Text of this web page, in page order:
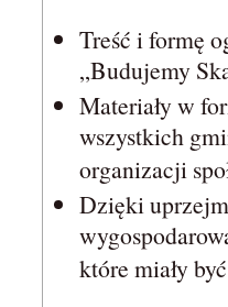
Treść i formę
„Budujemy
Materiały w
wszystkich
organizacji
Dzięki
które miały